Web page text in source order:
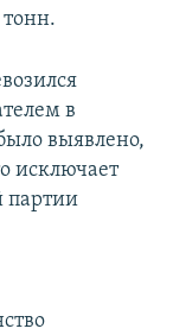
в
выявлено,
исключает
партии